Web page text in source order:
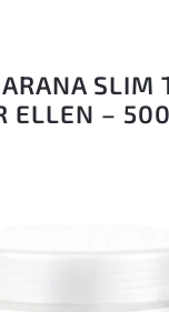
SLIM
ELLEN –